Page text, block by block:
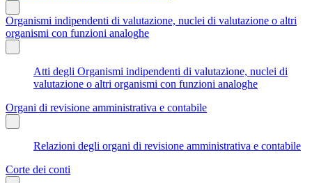
Organismi indipendenti di valutazione, nuclei di valutazione o altri
organismi con funzioni analoghe
Atti degli Organismi indipendenti di valutazione, nuclei di
valutazione o altri organismi con funzioni analoghe
Organi di revisione amministrativa e contabile
Relazioni degli organi di revisione amministrativa e contabile
Corte dei conti